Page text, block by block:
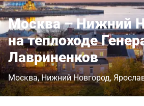
Москва – Нижний
на теплоходе
Лавриненков
Москва Нижний Новгород